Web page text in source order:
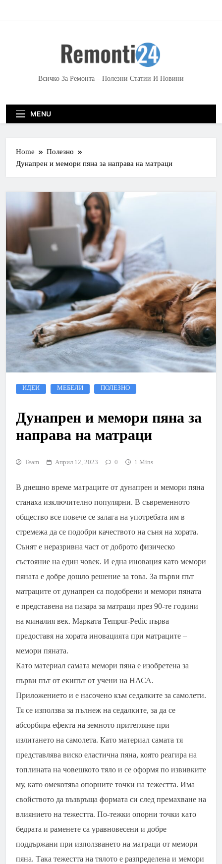
e
Всичко За Ремонта – Полезни Статии И Новини
MENU
Home
Полезно
Дунапрен и мемори пяна за направа на матраци
ИДЕИ МЕБЕЛИ ПОЛЕЗНО
Дунапрен и мемори пяна за
направа на матраци
Team Април 12, 2023 0 1 Mins
В днешно време матраците от дунапрен и мемори пяна
станаха изключително популярни. В съвременното
общество все повече се залага на употребата им в
стремежа да се подобри качеството на съня на хората.
Сънят е неразривна част от доброто физическо
състояние на един човек. И една иновация като мемори
пяната е добре дошло решение за това. За първи път
матраците от дунапрен са подобрени и мемори пяната
е представена на пазара за матраци през 90-те години
на миналия век. Марката Tempur-Pedic първа
предоставя на хората иновацията при матраците –
мемори пяната.
Като материал самата мемори пяна е изобретена за
първи път от екипът от учени на НАСА.
Приложението и е насочено към седалките за самолети.
Тя се използва за пълнеж на седалките, за да се
абсорбира ефекта на земното притегляне при
излитането на самолета. Като материал самата тя
представлява виско еластична пяна, която реагира на
топлината на човешкото тяло и се оформя по извивките
му, като омекотява опорните точки на тежестта. Има
свойството да възвръща формата си след премахване на
влиянието на тежестта. По-тежки опорни точки като
бедрата и раменете са уравновесени и добре
поддържани при използването на матраци от мемори
пяна. Така тежестта на тялото е разпределена и мемори